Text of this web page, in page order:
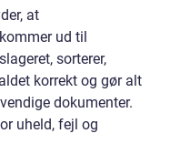
at
ud til
sorterer,
korrekt og gør alt
dokumenter.
uheld, fejl og